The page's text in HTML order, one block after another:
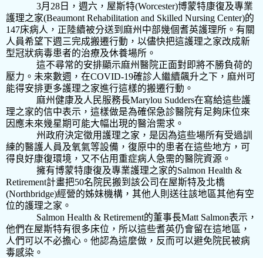
3月 28 日，週六，屋斯特(Worcester)博蒙特康復及專業
護理之家(Beaumont Rehabilitation and Skilled Nursing Center)的
147床病人，正陸續被分送到麻州中部幾個耆英護理所。有關
人員希望下週三完成搬遷行動，以儘快把這護理之家改成新
型冠狀病毒患者的治療及休養場所。
這不尋常的安排顯示麻州醫院正面對即將不勝負荷的
壓力。未來數週，在COVID-19確診人繼續飆升之下，麻州可
能得安排更多護理之家進行這樣的搬遷行動。
麻州健康及人民服務長Marylou Sudders在寫給這些護
理之家的信中表示，這樣做是為確保急診醫院有足夠床位來
因應未來幾星期可能大幅出現的醫治需求。
州政府決定徵用護理之家，是因為這些場所有受過訓
練的醫護人員及氧氣等設備，復原中的患者在這些地方，可
得良好康復環境，又不佔用重症病人急需的醫院資源。
擁有博蒙特康復及專業護理之家的Salmon Health &
Retirement計畫把50名院民搬到該公司在屋斯特及北橋
(Northbridge)經營的姊妹機構，其他人則送往該地區其他有空
位的護理之家。
Salmon Health & Retirement的董事長Matt Salmon表示，
他們在屋斯特有很多床位，所以這些耆英仍會留在這地區，
人們可以不必擔心。他認為這麼做，反而可以避免院民被病
毒感染。